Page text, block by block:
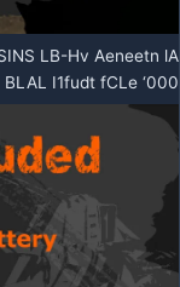
LB-Hv Aeneetn lA
I1fudt fCLe ‘000